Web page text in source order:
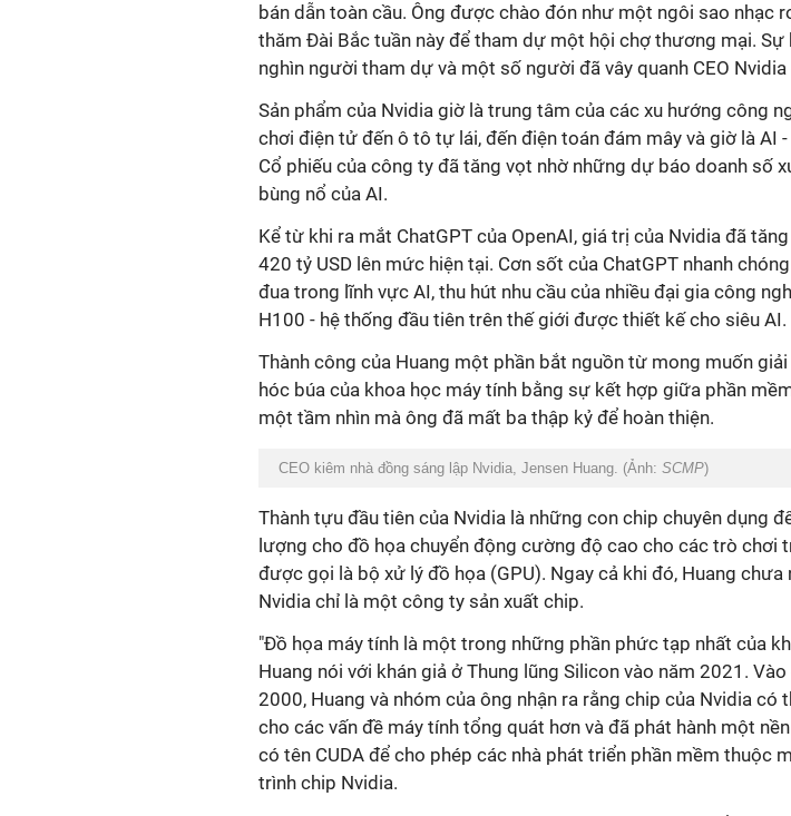
bán dẫn toàn cầu. Ông được chào đón như một ngôi sao nhạc
thăm Đài Bắc tuần này để tham dự một hội chợ thương mại. Sự
nghìn người tham dự và một số người đã vây quanh CEO Nvidia
Sản phẩm của Nvidia giờ là trung tâm của các xu hướng công
chơi điện tử đến ô tô tự lái, đến điện toán đám mây và giờ là AI
Cổ phiếu của công ty đã tăng vọt nhờ những dự báo doanh số
bùng nổ của AI.
Kể từ khi ra mắt ChatGPT của OpenAI, giá trị của Nvidia đã
420 tỷ USD lên mức hiện tại. Cơn sốt của ChatGPT nhanh
đua trong lĩnh vực AI, thu hút nhu cầu của nhiều đại gia công
H100 - hệ thống đầu tiên trên thế giới được thiết kế cho siêu AI.
Thành công của Huang một phần bắt nguồn từ mong muốn
hóc búa của khoa học máy tính bằng sự kết hợp giữa phần
một tầm nhìn mà ông đã mất ba thập kỷ để hoàn thiện.
CEO kiêm nhà đồng sáng lập Nvidia, Jensen Huang. (Ảnh: SCMP)
Thành tựu đầu tiên của Nvidia là những con chip chuyên dụng
lượng cho đồ họa chuyển động cường độ cao cho các trò chơi
được gọi là bộ xử lý đồ họa (GPU). Ngay cả khi đó, Huang chưa
Nvidia chỉ là một công ty sản xuất chip.
"Đồ họa máy tính là một trong những phần phức tạp nhất của
Huang nói với khán giả ở Thung lũng Silicon vào năm 2021.
2000, Huang và nhóm của ông nhận ra rằng chip của Nvidia có
cho các vấn đề máy tính tổng quát hơn và đã phát hành một
có tên CUDA để cho phép các nhà phát triển phần mềm thuộc
trình chip Nvidia.